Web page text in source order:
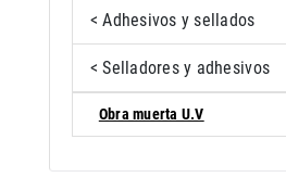
< Adhesivos y sellados
< Selladores y adhesivos
Obra muerta U.V